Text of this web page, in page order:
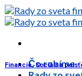
Skip
to
Čo robíme
Financie,Sociálna